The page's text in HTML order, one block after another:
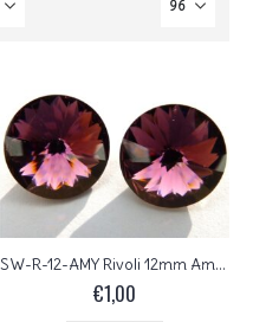
SW-R-12-AMY Rivoli 12mm Amethyst
€1,00